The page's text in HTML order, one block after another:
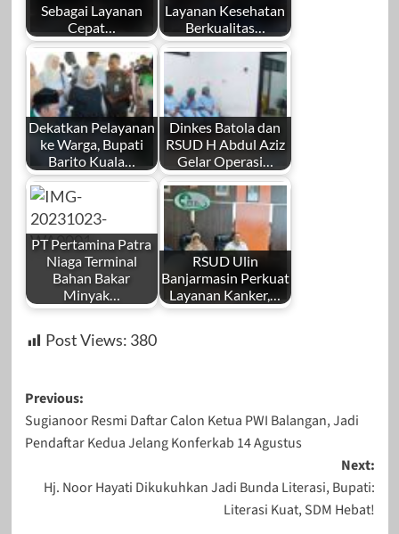
Sebagai Layanan
Cepat…
Layanan Kesehatan
Berkualitas…
Dekatkan Pelayanan
ke Warga, Bupati
Barito Kuala…
Dinkes Batola dan
RSUD H Abdul Aziz
Gelar Operasi…
PT Pertamina Patra
Niaga Terminal
Bahan Bakar
Minyak…
RSUD Ulin
Banjarmasin Perkuat
Layanan Kanker,…
Post Views: 380
Post
navigation
Previous:
Sugianoor Resmi Daftar Calon Ketua PWI Balangan, Jadi
Pendaftar Kedua Jelang Konferkab 14 Agustus
Next:
Hj. Noor Hayati Dikukuhkan Jadi Bunda Literasi, Bupati:
Literasi Kuat, SDM Hebat!